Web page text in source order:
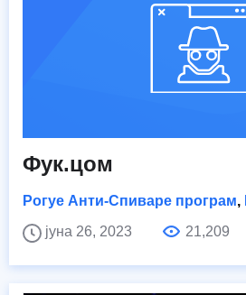
Фук.цом
Рогуе Анти-Спиваре програм,
јуна 26, 2023
21,209